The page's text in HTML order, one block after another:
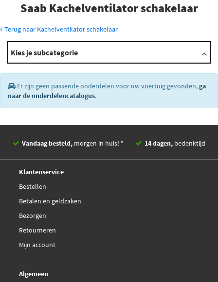
Saab Kachelventilator schakelaar
Terug naar Kachelventilator schakelaar
Modellen
900
9000
99
×
Kies je subcategorie
Er zijn geen passende onderdelen voor uw voertuig gevonden,ga
naar de onderdelencatalogus.
Vandaag besteld, morgen in huis! * 14 dagen, bedenktijd
Klantenservice
Bestellen
Betalen en geldzaken
Bezorgen
Retourneren
Mijn account
Algemeen